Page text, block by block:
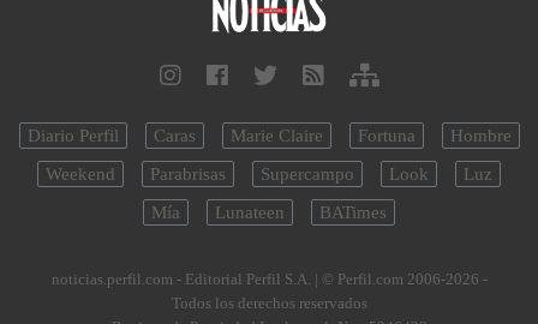
Diario Perfil Caras Marie Claire Fortuna
Hombre
Weekend
Parabrisas Supercampo Look
Luz
Mía
Lunateen BATimes
noticias.perfil.com - Editorial Perfil S.A. | © Perfil.com 2006-2026 -
Todos los derechos reservados